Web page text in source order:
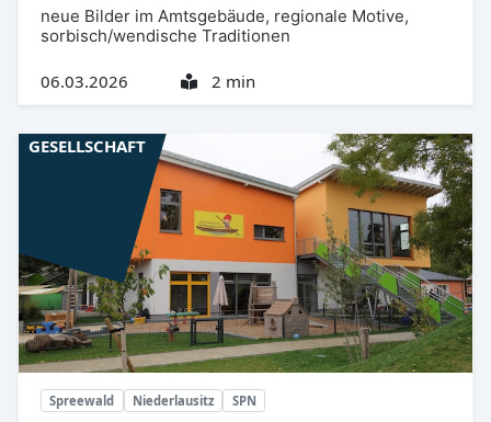
neue Bilder im Amtsgebäude, regionale Motive,
sorbisch/wendische Traditionen
06.03.2026 2 min
Spreewald Niederlausitz SPN
GESELLSCHAFT